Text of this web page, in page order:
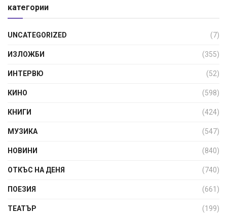
категории
UNCATEGORIZED (7)
ИЗЛОЖБИ (355)
ИНТЕРВЮ (52)
КИНО (598)
КНИГИ (424)
МУЗИКА (547)
НОВИНИ (840)
ОТКЪС НА ДЕНЯ (740)
ПОЕЗИЯ (661)
ТЕАТЪР (199)